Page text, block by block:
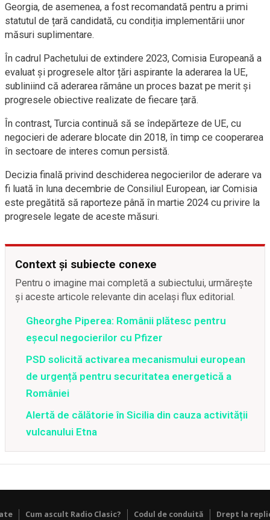
Georgia, de asemenea, a fost recomandată pentru a primi
statutul de țară candidată, cu condiția implementării unor
măsuri suplimentare.
În cadrul Pachetului de extindere 2023, Comisia Europeană a
evaluat și progresele altor țări aspirante la aderarea la UE,
subliniind că aderarea rămâne un proces bazat pe merit și
progresele obiective realizate de fiecare țară.
În contrast, Turcia continuă să se îndepărteze de UE, cu
negocieri de aderare blocate din 2018, în timp ce cooperarea
în sectoare de interes comun persistă.
Decizia finală privind deschiderea negocierilor de aderare va
fi luată în luna decembrie de Consiliul European, iar Comisia
este pregătită să raporteze până în martie 2024 cu privire la
progresele legate de aceste măsuri.
Context și subiecte conexe
Pentru o imagine mai completă a subiectului, urmărește
și aceste articole relevante din același flux editorial.
Gheorghe Piperea: Românii plătesc pentru
eșecul negocierilor cu Pfizer
PSD solicită activarea mecanismului european
de urgență pentru securitatea energetică a
României
Alertă de călătorie în Sicilia din cauza activității
vulcanului Etna
Cum ascult Radio Clasic? Codul de conduită Drept la